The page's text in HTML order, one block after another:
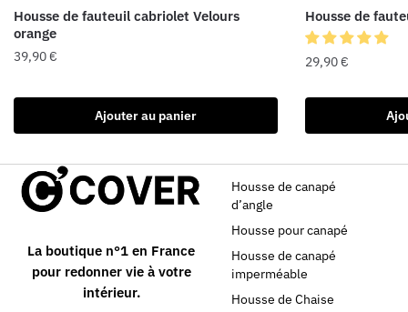
Housse de fauteuil cabriolet Velours
orange
39,90€
Ajouter au panier
Housse de
29,90€
La boutique n°1 en France
pour redonner vie à votre
intérieur.
Housse de canapé
d’angle
Housse pour canapé
Housse de canapé
imperméable
Housse de Chaise